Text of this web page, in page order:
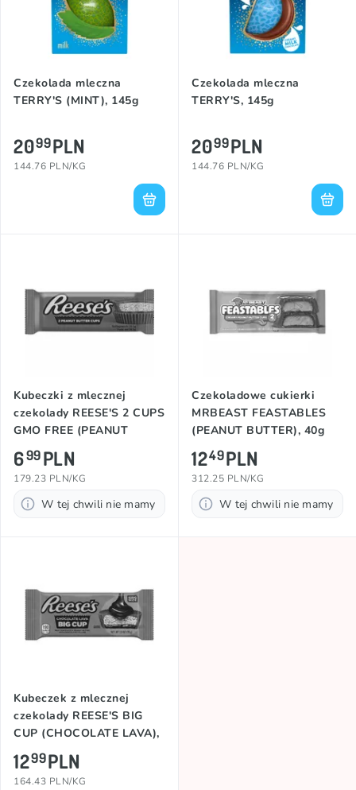
Czekolada mleczna
TERRY'S (MINT), 145g
2099PLN
144.76 PLN/KG
Czekolada mleczna
TERRY'S, 145g
2099PLN
144.76 PLN/KG
Kubeczki z mlecznej
czekolady REESE'S 2 CUPS
GMO FREE (PEANUT
BUTTER), 39,5g
699PLN
179.23 PLN/KG
W tej chwili nie mamy
Czekoladowe cukierki
MRBEAST FEASTABLES
(PEANUT BUTTER), 40g
1249PLN
312.25 PLN/KG
W tej chwili nie mamy
Kubeczek z mlecznej
czekolady REESE'S BIG
CUP (CHOCOLATE LAVA),
79g
1299PLN
164.43 PLN/KG